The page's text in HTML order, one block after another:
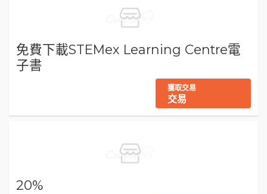
免費下載STEMex Learning Centre電
子書
獲取交易
交易
20%